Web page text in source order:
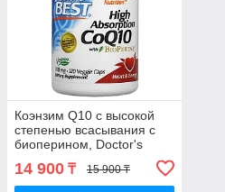
Кoэнзим Q10 с высoкoй
степeнью всасывания с
биопeрином, Doctor's
Best, 100 мг, 120 кaпсул
14 900 ₸ 15 900 ₸